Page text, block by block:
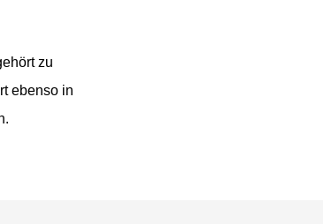
zu
ebenso in